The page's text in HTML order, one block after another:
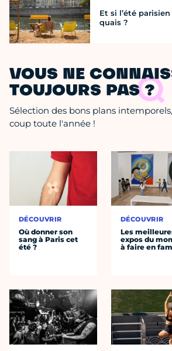
Et si l’été
quais ?
VOUS NE
TOUJOURS PAS ?
Sélection des bons plans
coup toute l'année !
DÉCOUVRIR
Où donner son
sang à Paris cet
été ?
DÉCOUVRIR
Les
expos du
à faire en